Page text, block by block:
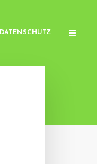
DATENSCHUTZ